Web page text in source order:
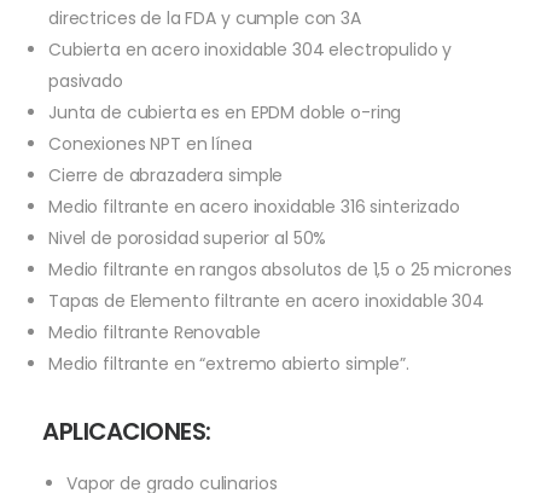
directrices de la FDA y cumple con 3A
Cubierta en acero inoxidable 304 electropulido y
pasivado
Junta de cubierta es en EPDM doble o-ring
Conexiones NPT en línea
Cierre de abrazadera simple
Medio filtrante en acero inoxidable 316 sinterizado
Nivel de porosidad superior al 50%
Medio filtrante en rangos absolutos de 1,5 o 25 micrones
Tapas de Elemento filtrante en acero inoxidable 304
Medio filtrante Renovable
Medio filtrante en “extremo abierto simple”.
APLICACIONES:
Vapor de grado culinarios